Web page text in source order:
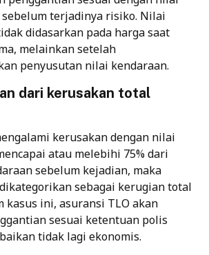
terjadinya risiko. Nilai
didasarkan pada harga saat
melainkan setelah
penyusutan nilai kendaraan.
dari kerusakan total
kerusakan dengan nilai
atau melebihi 75% dari
sebelum kejadian, maka
sebagai kerugian total
kasus ini, asuransi TLO akan
sesuai ketentuan polis
tidak lagi ekonomis.